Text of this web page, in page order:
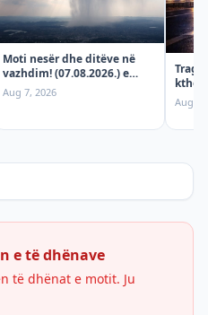
Moti nesër dhe ditëve në
vazhdim! (07.08.2026.) e
Premte
Aug 7, 2026
Aug 6,
e të dhënave
të dhënat e motit. Ju